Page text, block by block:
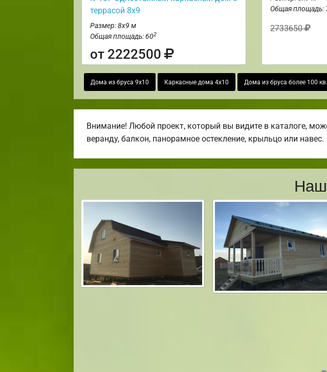
террасой 8х9
Размер: 8х9 м
Общая площадь: 602
от 2222500
Общая площадь:
2733650
Дома из бруса 9х10 Каркасные дома 4х10 Дома из бруса более 100
Внимание! Любой проект, который вы видите в каталоге,
веранду, балкон, панорамное остекление, крыльцо или навес.